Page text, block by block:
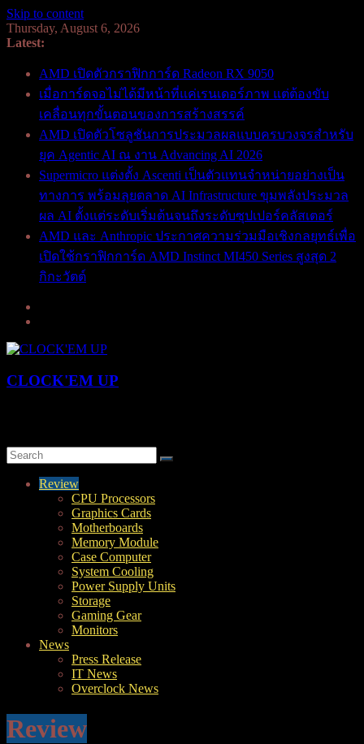
Skip to content
Thursday, August 6, 2026
Latest:
AMD เปิดตัวกราฟิกการ์ด Radeon RX 9050
เมื่อการ์ดจอไม่ได้มีหน้าที่แค่เรนเดอร์ภาพ แต่ต้องขับ
เคลื่อนทุกขั้นตอนของการสร้างสรรค์
AMD เปิดตัวโซลูชันการประมวลผลแบบครบวงจรสำหรับ
ยุค Agentic AI ณ งาน Advancing AI 2026
Supermicro แต่งตั้ง Ascenti เป็นตัวแทนจำหน่ายอย่างเป็น
ทางการ พร้อมลุยตลาด AI Infrastructure ขุมพลังประมวล
ผล AI ตั้งแต่ระดับเริ่มต้นจนถึงระดับซุปเปอร์คลัสเตอร์
AMD และ Anthropic ประกาศความร่วมมือเชิงกลยุทธ์เพื่อ
เปิดใช้กราฟิกการ์ด AMD Instinct MI450 Series สูงสุด 2
กิกะวัตต์
CLOCK'EM UP
Review
CPU Processors
Graphics Cards
Motherboards
Memory Module
Case Computer
System Cooling
Power Supply Units
Storage
Gaming Gear
Monitors
News
Press Release
IT News
Overclock News
Review